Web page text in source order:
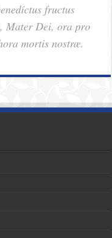
fructus
Mater Dei, ora pro
mortis nostræ.